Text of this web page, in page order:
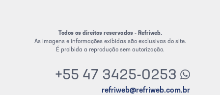
Todos os direitos reservados - Refriweb.
As imagens e informações exibidas são exclusivas do site.
É proibida a reprodução sem autorização.
+55 47 3425-0253
refriweb@refriweb.com.br